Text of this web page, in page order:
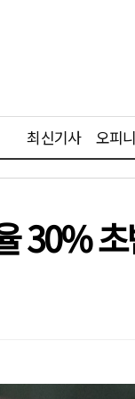
최신기사 오피
30%